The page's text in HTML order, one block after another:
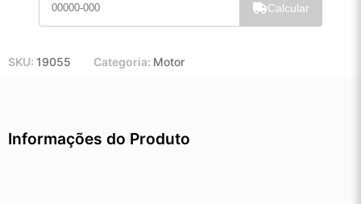
11x de R$ 9,26
Calcular
SKU: 19055 Categoria: Motor
Informações do Produto